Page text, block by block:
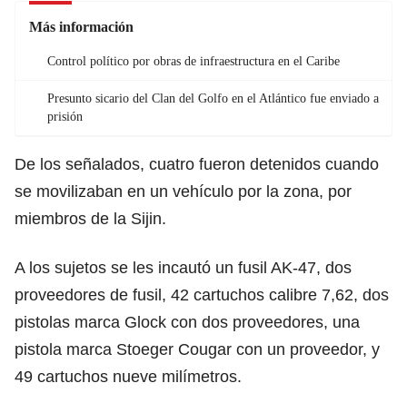
Más información
Control político por obras de infraestructura en el Caribe
Presunto sicario del Clan del Golfo en el Atlántico fue enviado a
prisión
De los señalados, cuatro fueron detenidos cuando
se movilizaban en un vehículo por la zona, por
miembros de la Sijin.
A los sujetos se les incautó un fusil AK-47, dos
proveedores de fusil, 42 cartuchos calibre 7,62, dos
pistolas marca Glock con dos proveedores, una
pistola marca Stoeger Cougar con un proveedor, y
49 cartuchos nueve milímetros.